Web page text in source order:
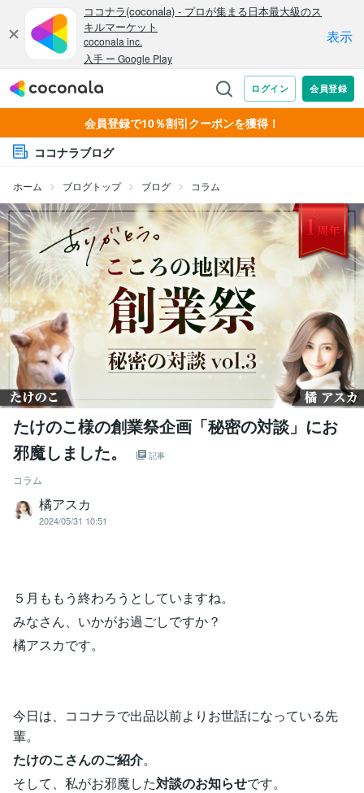
会員登録で10％割引クーポンを獲得！
ココナラブログ
ホーム ブログトップ ブログ コラム
たけのこ様の創業祭企画「秘密の対談」にお
邪魔しました。
記事
コラム
橘アスカ
2024/05/31 10:51
５月ももう終わろうとしていますね。
みなさん、いかがお過ごしですか？
橘アスカです。
今日は、ココナラで出品以前よりお世話になっている先
輩。
たけのこさんのご紹介。
そして、私がお邪魔した対談のお知らせです。